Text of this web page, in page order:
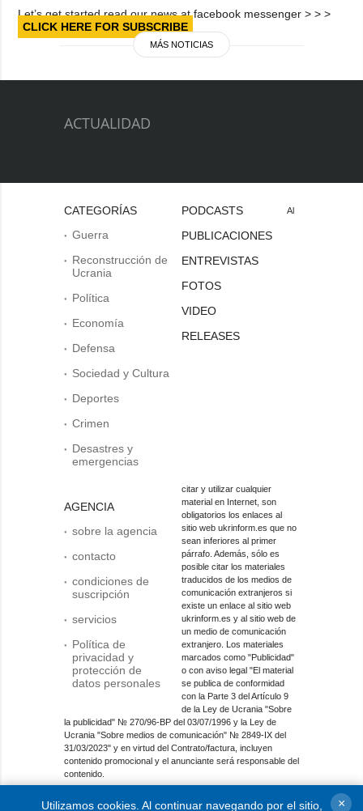
Let’s get started read our news at facebook messenger > > >
CLICK HERE FOR SUBSCRIBE
MÁS NOTICIAS
ACTUALIDAD
CATEGORÍAS
Guerra
Reconstrucción de
Ucrania
Política
Economía
Defensa
Sociedad y Cultura
Deportes
Crimen
Desastres y
emergencias
AGENCIA
sobre la agencia
contacto
condiciones de
suscripción
servicios
Política de
privacidad y
protección de
datos personales
PODCASTS
PUBLICACIONES
ENTREVISTAS
FOTOS
VIDEO
RELEASES
Al
citar y utilizar cualquier
material en Internet, son
obligatorios los enlaces al
sitio web ukrinform.es que no
sean inferiores al primer
párrafo. Además, sólo es
posible citar los materiales
traducidos de los medios de
comunicación extranjeros si
existe un enlace al sitio web
ukrinform.es y al sitio web de
un medio de comunicación
extranjero. Los materiales
marcados como "Publicidad"
o con aviso legal "El material
se publica de conformidad
con la Parte 3 del Artículo 9
de la Ley de Ucrania "Sobre
la publicidad" № 270/96-ВР del 03/07/1996 y la Ley de
Ucrania "Sobre medios de comunicación" № 2849-IX del
31/03/2023" y en virtud del Contrato/factura, incluyen
contenido promocional y el anunciante será responsable del
contenido.
Entidad de medios en línea; identificador de medios: R40-
Utilizamos cookies. Al continuar navegando por el sitio, ×